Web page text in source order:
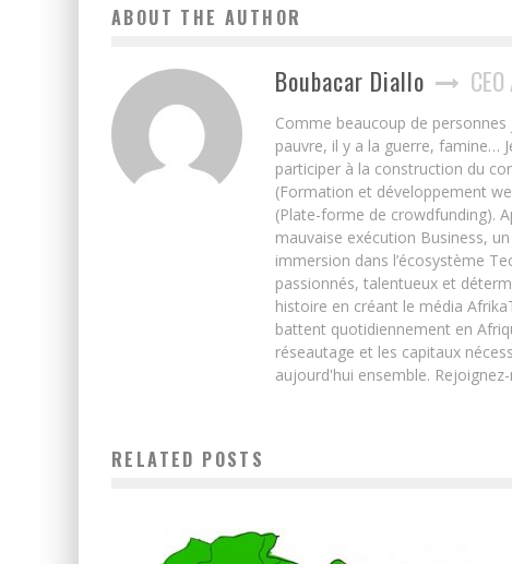
ABOUT THE AUTHOR
Boubacar Diallo
Comme beaucoup de personnes
pauvre, il y a la guerre, famine…
participer à la construction du
(Formation et développement
(Plate-forme de crowdfunding).
mauvaise exécution Business,
immersion dans l’écosystème
passionnés, talentueux et
histoire en créant le média
battent quotidiennement en
réseautage et les capitaux
aujourd'hui ensemble.
RELATED POSTS